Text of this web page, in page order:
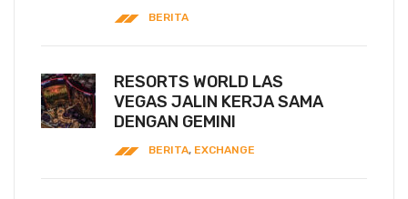
BERITA
RESORTS WORLD LAS
VEGAS JALIN KERJA SAMA
DENGAN GEMINI
BERITA, EXCHANGE